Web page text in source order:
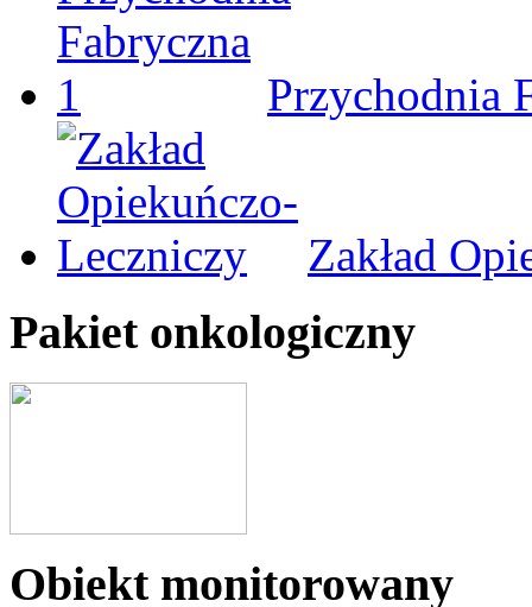
Przychodnia
Zakład
Pakiet onkologiczny
Obiekt monitorowany